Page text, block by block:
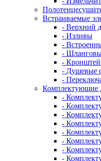
Встраиваемые
- Верхний
- Изливы
-
-
-
- Душевые
-
Комплектующие
-
-
-
-
-
-
-
-